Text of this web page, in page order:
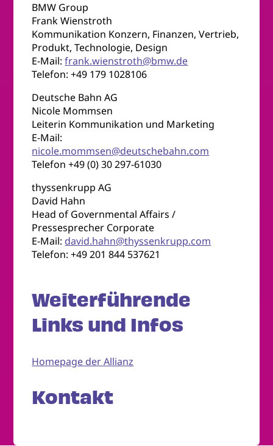
BMW Group
Frank Wienstroth
Kommunikation Konzern, Finanzen, Vertrieb,
Produkt, Technologie, Design
E-Mail:frank.wienstroth@bmw.de
Telefon: +49 179 1028106
Deutsche Bahn AG
Nicole Mommsen
Leiterin Kommunikation und Marketing
E-Mail:
nicole.mommsen@deutschebahn.com
Telefon +49 (0) 30 297-61030
thyssenkrupp AG
David Hahn
Head of Governmental Affairs /
Pressesprecher Corporate
E-Mail: david.hahn@thyssenkrupp.com
Telefon: +49 201 844 537621
Weiterführende
Links und Infos
Homepage der Allianz
Kontakt